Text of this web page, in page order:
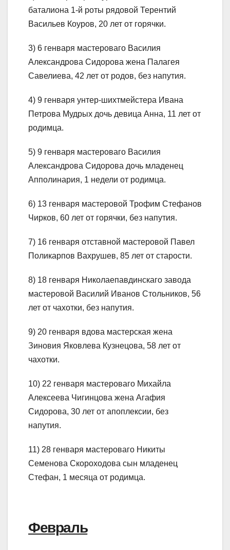
баталиона 1-й роты рядовой Терентий
Васильев Коуров, 20 лет от горячки.
3) 6 генваря мастероваго Василия
Александрова Сидорова жена Палагея
Савелиева, 42 лет от родов, без напутия.
4) 9 генваря унтер-шихтмейстера Ивана
Петрова Мудрых дочь девица Анна, 11 лет от
родимца.
5) 9 генваря мастероваго Василия
Александрова Сидорова дочь младенец
Апполинария, 1 недели от родимца.
6) 13 генваря мастеровой Трофим Стефанов
Чирков, 60 лет от горячки, без напутия.
7) 16 генваря отставной мастеровой Павел
Поликарпов Вахрушев, 85 лет от старости.
8) 18 генваря Николаепавдинскаго завода
мастеровой Василий Иванов Стольников, 56
лет от чахотки, без напутия.
9) 20 генваря вдова мастерская жена
Зиновия Яковлева Кузнецова, 58 лет от
чахотки.
10) 22 генваря мастероваго Михайла
Алексеева Чигинцова жена Агафия
Сидорова, 30 лет от апоплексии, без
напутия.
11) 28 генваря мастероваго Никиты
Семенова Скороходова сын младенец
Стефан, 1 месяца от родимца.
Февраль